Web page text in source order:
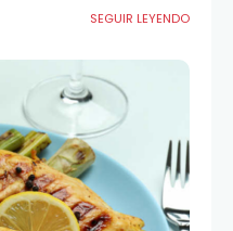
SEGUIR LEYENDO